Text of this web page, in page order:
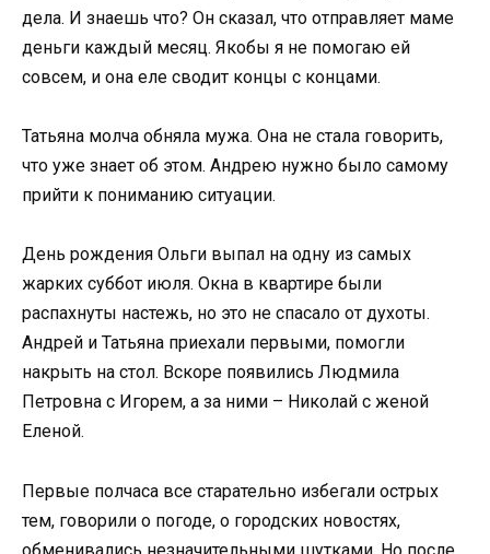
дела. И знаешь что? Он сказал, что отправляет маме
деньги каждый месяц. Якобы я не помогаю ей
совсем, и она еле сводит концы с концами.
Татьяна молча обняла мужа. Она не стала говорить,
что уже знает об этом. Андрею нужно было самому
прийти к пониманию ситуации.
День рождения Ольги выпал на одну из самых
жарких суббот июля. Окна в квартире были
распахнуты настежь, но это не спасало от духоты.
Андрей и Татьяна приехали первыми, помогли
накрыть на стол. Вскоре появились Людмила
Петровна с Игорем, а за ними – Николай с женой
Еленой.
Первые полчаса все старательно избегали острых
тем, говорили о погоде, о городских новостях,
обменивались незначительными шутками. Но после